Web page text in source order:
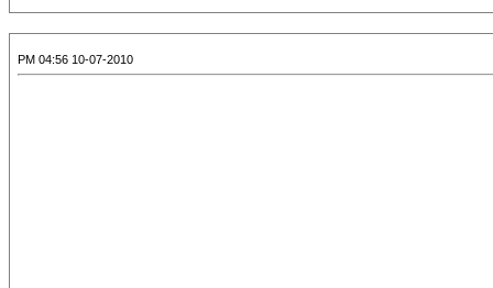
10-07-2010 04:56 PM